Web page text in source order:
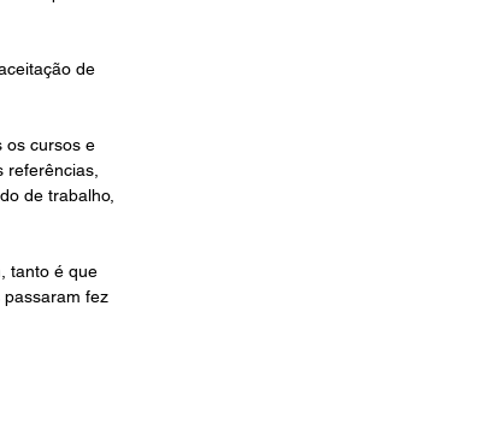
de
os cursos e
de trabalho,
tanto é que
fez